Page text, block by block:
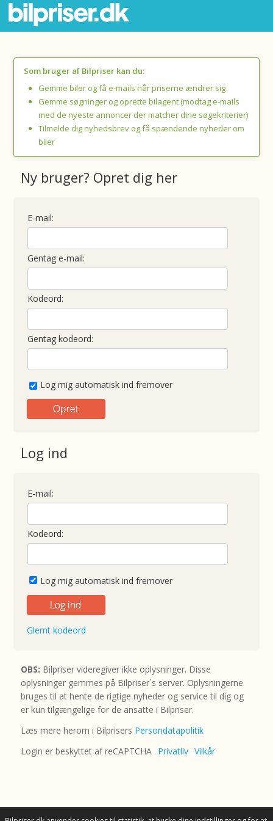
Som bruger af Bilpriser kan du:
Gemme biler og få e-mails når priserne ændrer sig
Gemme søgninger og oprette bilagent (modtag e-mails
med de nyeste annoncer der matcher dine søgekriterier)
Tilmelde dig nyhedsbrev og få spændende nyheder om
biler
Ny bruger? Opret dig her
E-mail:
Gentag e-mail:
Kodeord:
Gentag kodeord:
Log mig automatisk ind fremover
Log ind
E-mail:
Kodeord:
Log mig automatisk ind fremover
Glemt kodeord
OBS: Bilpriser videregiver ikke oplysninger. Disse
oplysninger gemmes på Bilpriser´s server. Oplysningerne
bruges til at hente de rigtige nyheder og service til dig og
er kun tilgængelige for de ansatte i Bilpriser.
Læs mere herom i Bilprisers Persondatapolitik
Login er beskyttet af reCAPTCHA Privatliv Vilkår